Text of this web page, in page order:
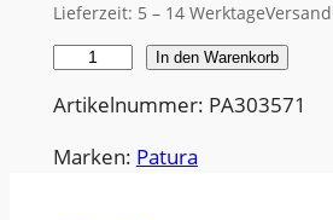
Lieferzeit: 5 – 14 Werktage
o
ß
In den Warenkorb
Artikelnummer: PA303571
Marken: Patura